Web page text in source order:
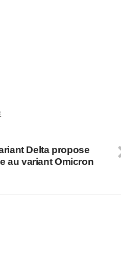
Delta propose
au variant Omicron